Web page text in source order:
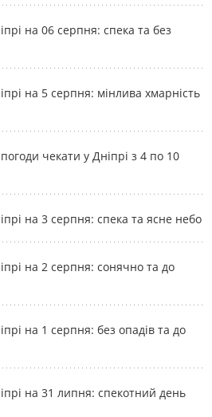
на 06 серпня: спека та без
на 5 серпня: мінлива хмарність
чекати у Дніпрі з 4 по 10
на 3 серпня: спека та ясне небо
на 2 серпня: сонячно та до
на 1 серпня: без опадів та до
на 31 липня: спекотний день